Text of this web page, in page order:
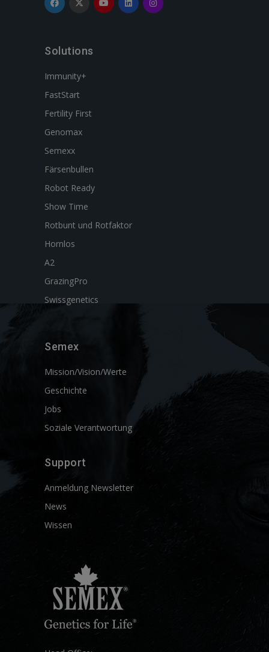
Solutions
Immunity+
FastStart
Fertility First
Genomax
Semexx
Färsenbullen
Robot Ready
Show Time
Rotbunt und Rotfaktor
Hornlos
A2
GrazingPro
Swissgenetics
Semex
Mission/Vision/Werte
Geschichte
Jobs
Soziale Verantwortung
Support
Anmeldung Newsletter
News
Wissen